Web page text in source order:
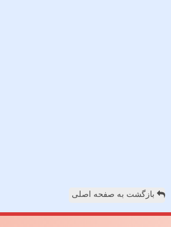
بازگشت به صفحه اصلی